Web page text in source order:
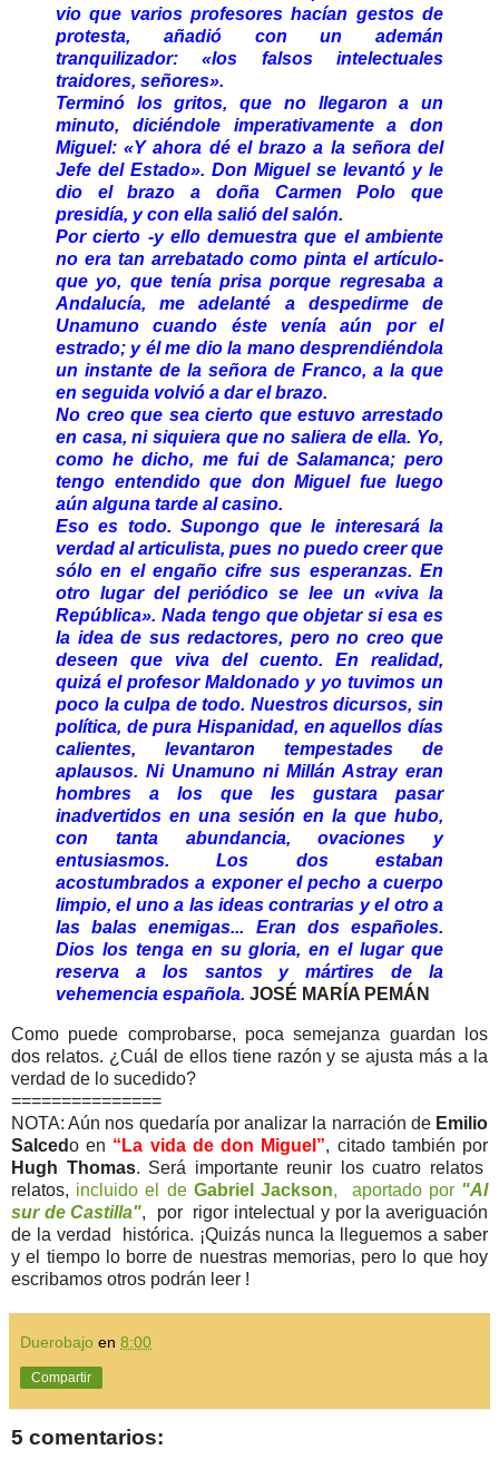
vio que varios profesores hacían gestos de
protesta, añadió con un ademán
tranquilizador: «los falsos intelectuales
traidores, señores».
Terminó los gritos, que no llegaron a un
minuto, diciéndole imperativamente a don
Miguel: «Y ahora dé el brazo a la señora del
Jefe del Estado». Don Miguel se levantó y le
dio el brazo a doña Carmen Polo que
presidía, y con ella salió del salón.
Por cierto -y ello demuestra que el ambiente
no era tan arrebatado como pinta el artículo-
que yo, que tenía prisa porque regresaba a
Andalucía, me adelanté a despedirme de
Unamuno cuando éste venía aún por el
estrado; y él me dio la mano desprendiéndola
un instante de la señora de Franco, a la que
en seguida volvió a dar el brazo.
No creo que sea cierto que estuvo arrestado
en casa, ni siquiera que no saliera de ella. Yo,
como he dicho, me fui de Salamanca; pero
tengo entendido que don Miguel fue luego
aún alguna tarde al casino.
Eso es todo. Supongo que le interesará la
verdad al articulista, pues no puedo creer que
sólo en el engaño cifre sus esperanzas. En
otro lugar del periódico se lee un «viva la
República». Nada tengo que objetar si esa es
la idea de sus redactores, pero no creo que
deseen que viva del cuento. En realidad,
quizá el profesor Maldonado y yo tuvimos un
poco la culpa de todo. Nuestros dicursos, sin
política, de pura Hispanidad, en aquellos días
calientes, levantaron tempestades de
aplausos. Ni Unamuno ni Millán Astray eran
hombres a los que les gustara pasar
inadvertidos en una sesión en la que hubo,
con tanta abundancia, ovaciones y
entusiasmos. Los dos estaban
acostumbrados a exponer el pecho a cuerpo
limpio, el uno a las ideas contrarias y el otro a
las balas enemigas... Eran dos españoles.
Dios los tenga en su gloria, en el lugar que
reserva a los santos y mártires de la
vehemencia española. JOSÉ MARÍA PEMÁN
Como puede comprobarse, poca semejanza guardan los
dos relatos. ¿Cuál de ellos tiene razón y se ajusta más a la
verdad de lo sucedido?
===============
NOTA: Aún nos quedaría por analizar la narración de Emilio
Salcedo en “La vida de don Miguel”, citado también por
Hugh Thomas. Será importante reunir los cuatro relatos
relatos, incluido el de Gabriel Jackson, aportado por "Al
sur de Castilla", por rigor intelectual y por la averiguación
de la verdad histórica. ¡Quizás nunca la lleguemos a saber
y el tiempo lo borre de nuestras memorias, pero lo que hoy
escribamos otros podrán leer !
Duerobajo en 8:00
Compartir
5 comentarios: